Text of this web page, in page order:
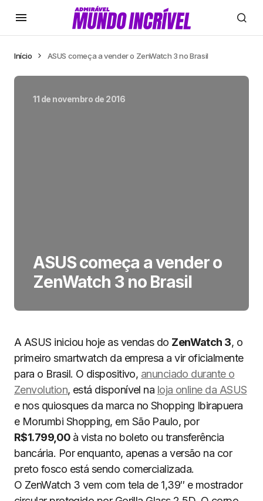
Início ASUS começa a vender o ZenWatch 3 no Brasil
11 de novembro de 2016
ASUS começa a vender o
ZenWatch 3 no Brasil
A ASUS iniciou hoje as vendas do ZenWatch 3, o
primeiro smartwatch da empresa a vir oficialmente
para o Brasil. O dispositivo, anunciado durante o
Zenvolution, está disponível na loja online da ASUS
e nos quiosques da marca no Shopping Ibirapuera
e Morumbi Shopping, em São Paulo, por
R$1.799,00 à vista no boleto ou transferência
bancária. Por enquanto, apenas a versão na cor
preto fosco está sendo comercializada.
O ZenWatch 3 vem com tela de 1,39″ e mostrador